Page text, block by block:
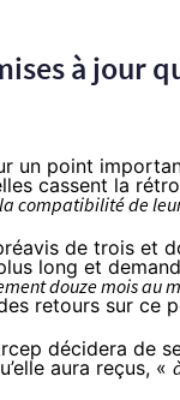
à jour
un point
cassent la
compatibilité de
de trois et
long et
douze mois au
retours sur ce
décidera de
aura reçus, «